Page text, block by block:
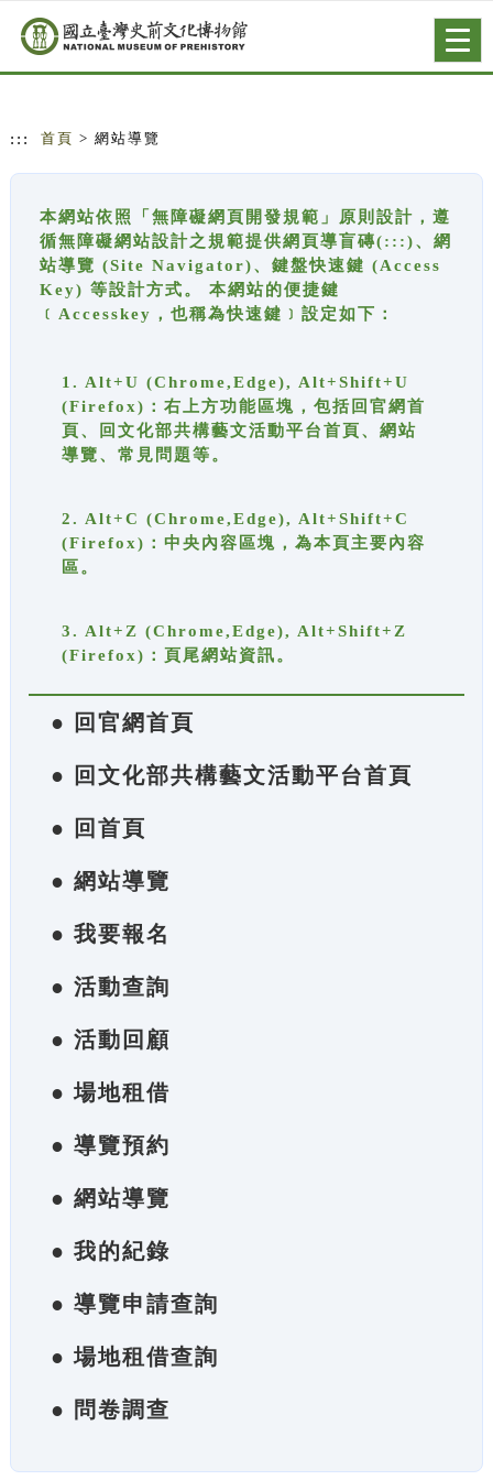
跳到主要內容
網站導覽
::: 首頁 > 網站導覽
本網站依照「無障礙網頁開發規範」原則設計，遵
循無障礙網站設計之規範提供網頁導盲磚(:::)、網
站導覽 (Site Navigator)、鍵盤快速鍵 (Access
Key) 等設計方式。 本網站的便捷鍵
﹝Accesskey，也稱為快速鍵﹞設定如下：
1. Alt+U (Chrome,Edge), Alt+Shift+U
(Firefox)：右上方功能區塊，包括回官網首
頁、回文化部共構藝文活動平台首頁、網站
導覽、常見問題等。
2. Alt+C (Chrome,Edge), Alt+Shift+C
(Firefox)：中央內容區塊，為本頁主要內容
區。
3. Alt+Z (Chrome,Edge), Alt+Shift+Z
(Firefox)：頁尾網站資訊。
● 回官網首頁
● 回文化部共構藝文活動平台首頁
● 回首頁
● 網站導覽
● 我要報名
● 活動查詢
● 活動回顧
● 場地租借
● 導覽預約
● 網站導覽
● 我的紀錄
● 導覽申請查詢
● 場地租借查詢
● 問卷調查